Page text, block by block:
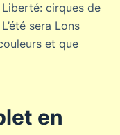
cirques de
sera Lons
et que
en